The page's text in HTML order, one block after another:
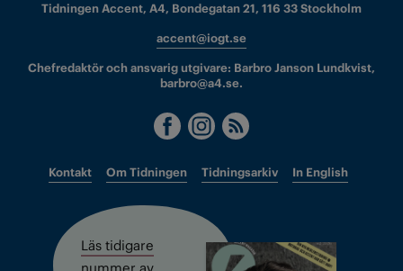
Tidningen Accent, A4, Bondegatan 21, 116 33 Stockholm
accent@iogt.se
Chefredaktör och ansvarig utgivare: Barbro Janson Lundkvist,
barbro@a4.se.
Kontakt Om Tidningen Tidningsarkiv In English
Läs tidigare
nummer av